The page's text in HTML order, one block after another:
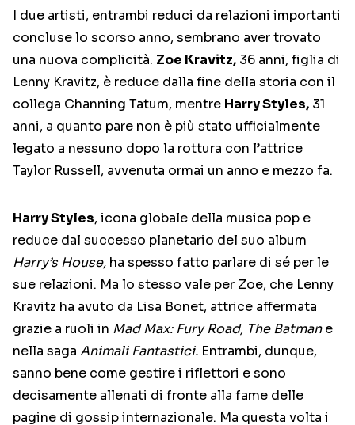
I due artisti, entrambi reduci da relazioni importanti
concluse lo scorso anno, sembrano aver trovato
una nuova complicità. Zoe Kravitz, 36 anni, figlia di
Lenny Kravitz, è reduce dalla fine della storia con il
collega Channing Tatum, mentre Harry Styles, 31
anni, a quanto pare non è più stato ufficialmente
legato a nessuno dopo la rottura con l’attrice
Taylor Russell, avvenuta ormai un anno e mezzo fa.
Harry Styles, icona globale della musica pop e
reduce dal successo planetario del suo album
Harry’s House, ha spesso fatto parlare di sé per le
sue relazioni. Ma lo stesso vale per Zoe, che Lenny
Kravitz ha avuto da Lisa Bonet, attrice affermata
grazie a ruoli in Mad Max: Fury Road, The Batmane
nella saga Animali Fantastici. Entrambi, dunque,
sanno bene come gestire i riflettori e sono
decisamente allenati di fronte alla fame delle
pagine di gossip internazionale. Ma questa volta i